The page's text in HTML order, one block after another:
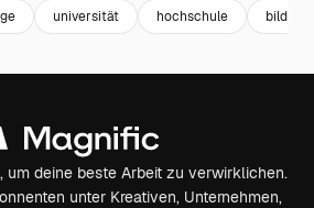
universität hochschule bildung
um deine beste Arbeit zu verwirklichen.
unter Kreativen, Unternehmen,